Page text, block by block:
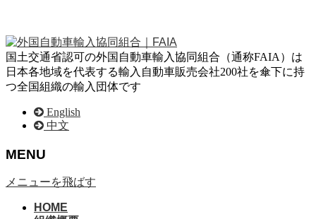
国土交通省認可の外国自動車輸入協同組合（通称FAIA）は
日本各地域を代表する輸入自動車販売会社200社を傘下に持
つ全国組織の輸入団体です
English
中文
MENU
メニューを飛ばす
HOME